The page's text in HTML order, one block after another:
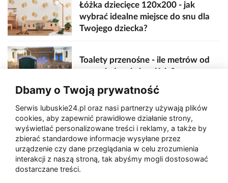
Łóżka dziecięce 120x200 - jak
wybrać idealne miejsce do snu dla
Twojego dziecka?
Toalety przenośne - ile metrów od
sceny, jedzenia i wejścia?
Zaatakował seniora na "kwadracie"
Akcja po pożarze w Gorzowie.
Ruszyła rozbiórka ściany spalonej
Dbamy o Twoją prywatność
Serwis lubuskie24.pl oraz nasi partnerzy używają plików
cookies, aby zapewnić prawidłowe działanie strony,
wyświetlać personalizowane treści i reklamy, a także by
zbierać standardowe informacje wysyłane przez
urządzenie czy dane przeglądania w celu zrozumienia
interakcji z naszą stroną, tak abyśmy mogli dostosować
dostarczane treści.